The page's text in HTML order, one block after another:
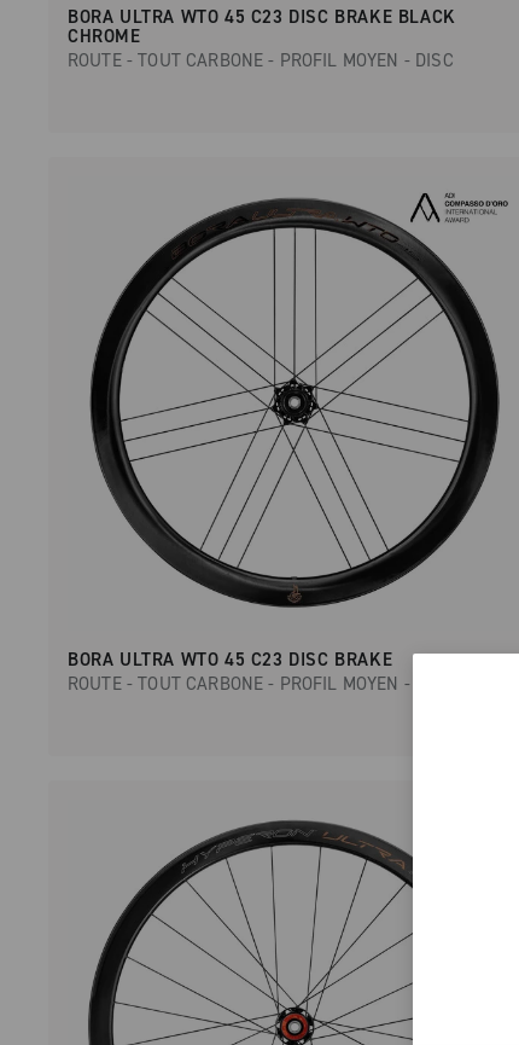
BORA ULTRA WTO 45 C23 DISC BRAKE BLACK
CHROME
ROUTE - TOUT CARBONE - PROFIL MOYEN - DISC
BORA ULTRA WTO 45 C23 DISC BRAKE
ROUTE - TOUT CARBONE - PROFIL MOYEN - DISC